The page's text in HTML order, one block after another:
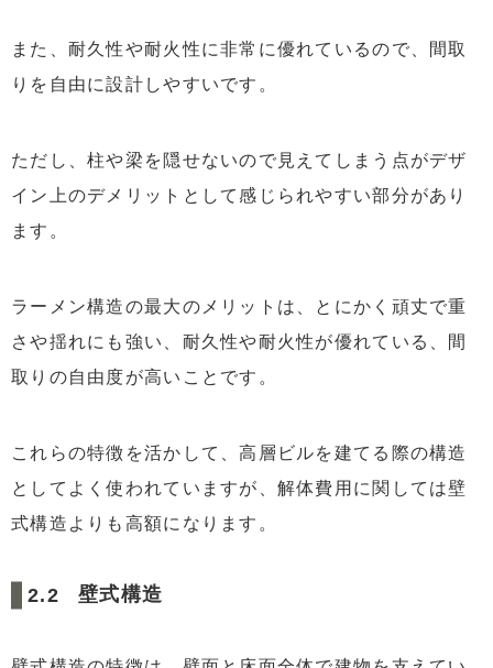
また、耐久性や耐火性に非常に優れているので、間取
りを自由に設計しやすいです。
ただし、柱や梁を隠せないので見えてしまう点がデザ
イン上のデメリットとして感じられやすい部分があり
ます。
ラーメン構造の最大のメリットは、とにかく頑丈で重
さや揺れにも強い、耐久性や耐火性が優れている、間
取りの自由度が高いことです。
これらの特徴を活かして、高層ビルを建てる際の構造
としてよく使われていますが、解体費用に関しては壁
式構造よりも高額になります。
壁式構造